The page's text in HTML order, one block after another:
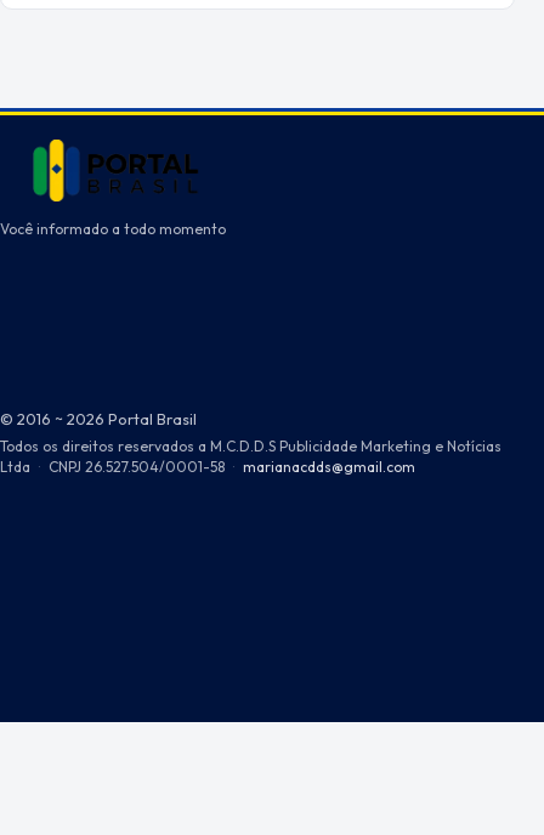
Você informado a todo momento
© 2016 ~ 2026 Portal Brasil
Todos os direitos reservados a M.C.D.D.S Publicidade Marketing e Notícias
Ltda · CNPJ 26.527.504/0001-58 · marianacdds@gmail.com